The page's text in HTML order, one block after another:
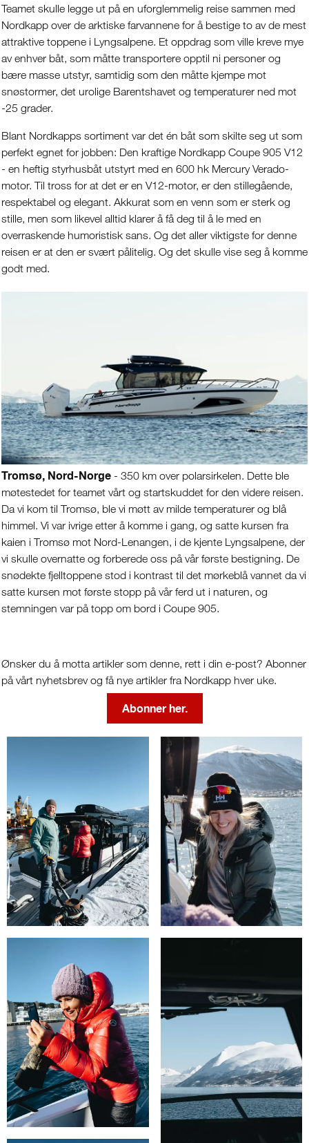
Teamet skulle legge ut på en uforglemmelig reise sammen med
Nordkapp over de arktiske farvannene for å bestige to av de mest
attraktive toppene i Lyngsalpene. Et oppdrag som ville kreve mye
av enhver båt, som måtte transportere opptil ni personer og
bære masse utstyr, samtidig som den måtte kjempe mot
snøstormer, det urolige Barentshavet og temperaturer ned mot
-25 grader.
Blant Nordkapps sortiment var det én båt som skilte seg ut som
perfekt egnet for jobben: Den kraftige Nordkapp Coupe 905 V12
- en heftig styrhusbåt utstyrt med en 600 hk Mercury Verado-
motor. Til tross for at det er en V12-motor, er den stillegående,
respektabel og elegant. Akkurat som en venn som er sterk og
stille, men som likevel alltid klarer å få deg til å le med en
overraskende humoristisk sans. Og det aller viktigste for denne
reisen er at den er svært pålitelig. Og det skulle vise seg å komme
godt med.
Tromsø, Nord-Norge - 350 km over polarsirkelen. Dette ble
møtestedet for teamet vårt og startskuddet for den videre reisen.
Da vi kom til Tromsø, ble vi møtt av milde temperaturer og blå
himmel. Vi var ivrige etter å komme i gang, og satte kursen fra
kaien i Tromsø mot Nord-Lenangen, i de kjente Lyngsalpene, der
vi skulle overnatte og forberede oss på vår første bestigning. De
snødekte fjelltoppene stod i kontrast til det mørkeblå vannet da vi
satte kursen mot første stopp på vår ferd ut i naturen, og
stemningen var på topp om bord i Coupe 905.
Ønsker du å motta artikler som denne, rett i din e-post? Abonner
på vårt nyhetsbrev og få nye artikler fra Nordkapp hver uke.
Abonner her.